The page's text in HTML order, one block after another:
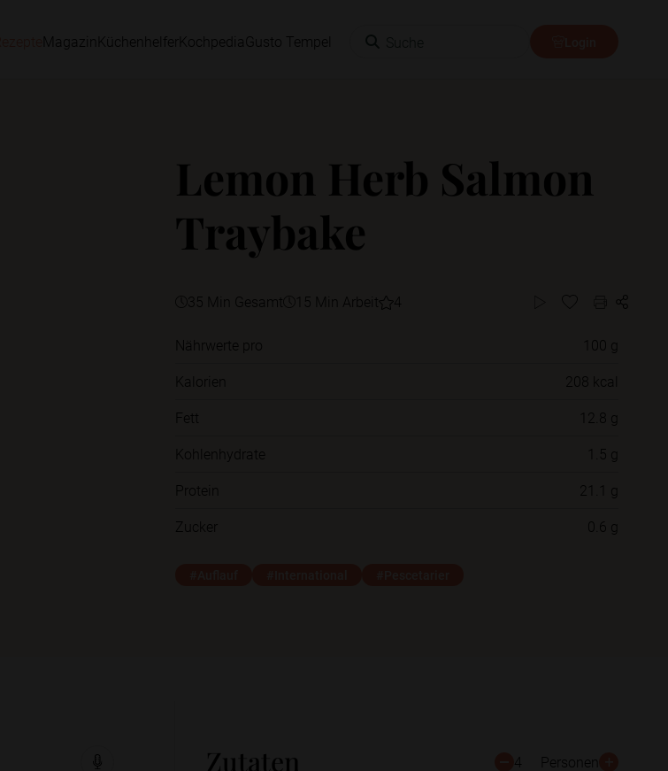
Magazin Küchenhelfer Kochpedia Gusto Tempel
Lemon Herb Salmon
Traybake
35 Min Gesamt 15 Min Arbeit 4
Nährwerte pro
100 g
Kalorien
208 kcal
Fett
12.8 g
Kohlenhydrate
1.5 g
Protein
21.1 g
Zucker
0.6 g
Zutaten 4 Personen